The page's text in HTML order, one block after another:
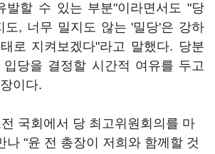
발할 수 있는 부분"이라면서도 "당
도, 너무 밀지도 않는 '밀당'은 강하
로 지켜보겠다"라고 말했다. 당분
당을 결정할 시간적 여유를 두고
이다.
국회에서 당 최고위원회의를 마
나 "윤 전 총장이 저희와 함께할 것